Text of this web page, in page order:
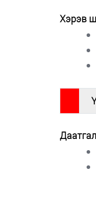
Хэрэв